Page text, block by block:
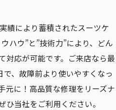
績により蓄積されたスーツケ
ハウ”と”技術力”により、どん
対応が可能です。ご来店なら最
、故障前より使いやすくなっ
元に！高品質な修理をリーズナ
ひ当社をご利用ください。